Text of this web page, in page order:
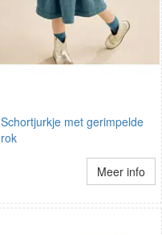
Schortjurkje met gerimpelde
rok
Meer info